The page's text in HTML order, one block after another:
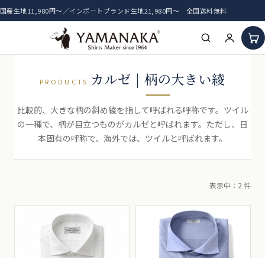
国産生地11,980円〜／インポートブランド生地21,980円〜 全国送料無料
新着生地
おすすめ生地
PRODUCTS カルゼ | 柄の大きい綾
比較的、大きな柄の斜め綾を指して呼ばれる呼称です。ツイル
の一種で、柄が目立つものがカルゼと呼ばれます。ただし、日
本固有の呼称で、海外では、ツイルと呼ばれます。
表示中：2 件